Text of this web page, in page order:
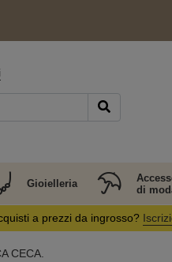
Gioielleria
di
a prezzi da ingrosso?
CECA.